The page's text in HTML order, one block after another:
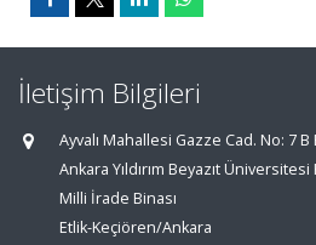
İletişim Bilgileri
Ayvalı Mahallesi Gazze Cad. No: 7
Ankara Yıldırım Beyazıt
Milli İrade Binası
Etlik-Keçiören/Ankara